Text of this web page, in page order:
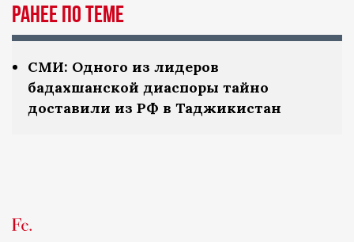
Ранее по теме
СМИ: Одного из лидеров
бадахшанской диаспоры тайно
доставили из РФ в Таджикистан